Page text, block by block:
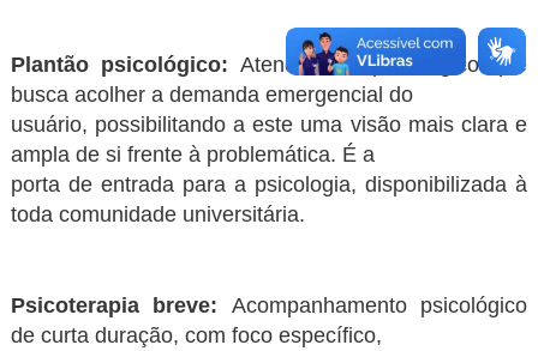
Plantão psicológico: Atendimento psicológico que
busca acolher a demanda emergencial do
usuário, possibilitando a este uma visão mais clara e
ampla de si frente à problemática. É a
porta de entrada para a psicologia, disponibilizada à
toda comunidade universitária.
Psicoterapia breve: Acompanhamento psicológico
de curta duração, com foco específico,